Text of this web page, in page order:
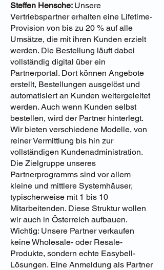
Steffen Hensche: Unsere
Vertriebspartner erhalten eine Lifetime-
Provision von bis zu 20 % auf alle
Umsätze, die mit ihren Kunden erzielt
werden. Die Bestellung läuft dabei
vollständig digital über ein
Partnerportal. Dort können Angebote
erstellt, Bestellungen ausgelöst und
automatisiert an Kunden weitergeleitet
werden. Auch wenn Kunden selbst
bestellen, wird der Partner hinterlegt.
Wir bieten verschiedene Modelle, von
reiner Vermittlung bis hin zur
vollständigen Kundenadministration.
Die Zielgruppe unseres
Partnerprogramms sind vor allem
kleine und mittlere Systemhäuser,
typischerweise mit 1 bis 10
Mitarbeitenden. Diese Struktur wollen
wir auch in Österreich aufbauen.
Wichtig: Unsere Partner verkaufen
keine Wholesale- oder Resale-
Produkte, sondern echte Easybell-
Lösungen. Eine Anmeldung als Partner